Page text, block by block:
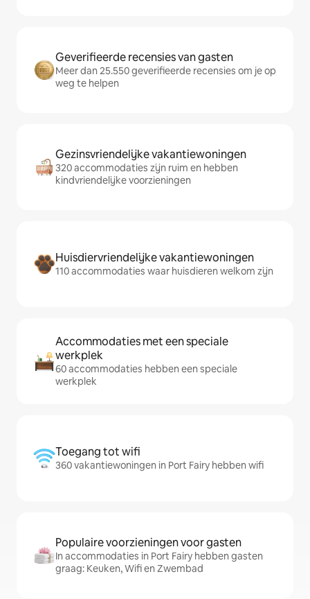
Geverifieerde recensies van gasten
Meer dan 25.550 geverifieerde recensies om je op
weg te helpen
Gezinsvriendelijke vakantiewoningen
320 accommodaties zijn ruim en hebben
kindvriendelijke voorzieningen
Huisdiervriendelijke vakantiewoningen
110 accommodaties waar huisdieren welkom zijn
Accommodaties met een speciale
werkplek
60 accommodaties hebben een speciale
werkplek
Toegang tot wifi
360 vakantiewoningen in Port Fairy hebben wifi
Populaire voorzieningen voor gasten
In accommodaties in Port Fairy hebben gasten
graag: Keuken, Wifi en Zwembad